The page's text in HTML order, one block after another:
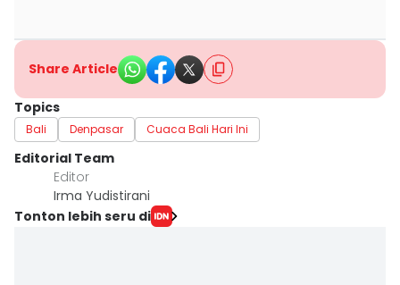
Share Article
Topics
Bali Denpasar Cuaca Bali Hari Ini
Editorial Team
Editor
Irma Yudistirani
Tonton lebih seru di